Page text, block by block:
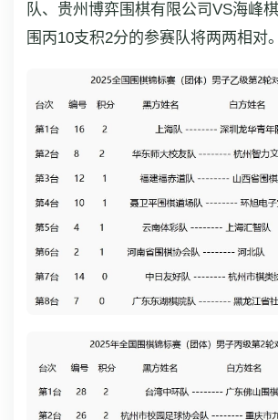
队、贵州博弈围棋有限公司VS海峰
围丙10支积2分的参赛队将两两相对。